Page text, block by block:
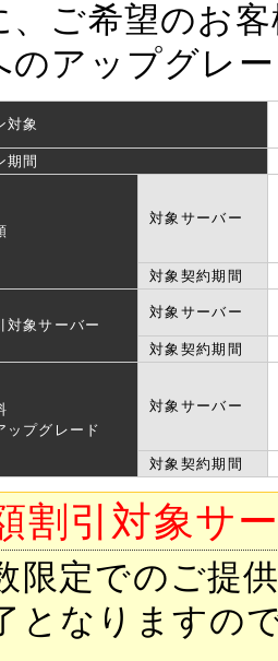
、ご希望のお
のアップグレ
対象
期間
対象サーバー
対象契約期間
対象サーバー
対象サーバー
対象契約期間
ップグレード
対象サーバー
対象契約期間
割引対象サ
限定でのご提
となりますの